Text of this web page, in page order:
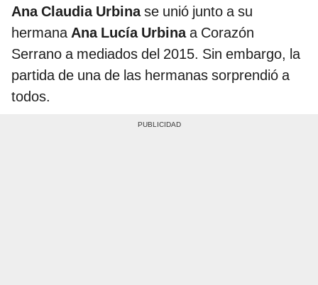
Ana Claudia Urbinase unió junto a su
hermanaAna Lucía Urbinaa Corazón
Serrano a mediados del 2015. Sin embargo, la
partida de una de las hermanas sorprendió a
todos.